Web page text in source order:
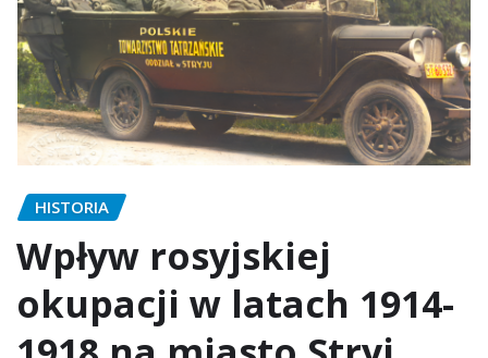
HISTORIA
Wpływ rosyjskiej
okupacji w latach 1914-